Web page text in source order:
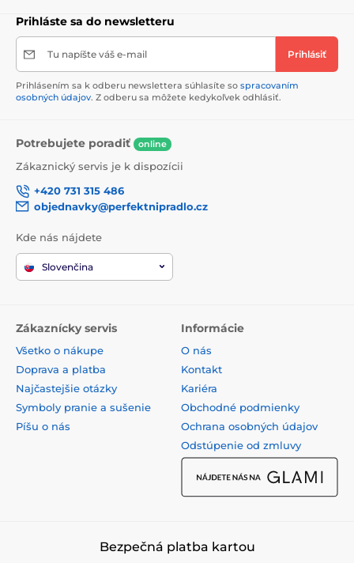
Prihláste sa do newsletteru
Tu napíšte váš e-mail Prihlásiť
Prihlásením sa k odberu newslettera súhlasíte so spracovaním
osobných údajov. Z odberu sa môžete kedykoľvek odhlásiť.
Potrebujete poradiť online
Zákaznický servis je k dispozícii
+420 731 315 486
objednavky@perfektnipradlo.cz
Kde nás nájdete
Slovenčina
Zákaznícky servis
Všetko o nákupe
Doprava a platba
Najčastejšie otázky
Symboly pranie a sušenie
Píšu o nás
Informácie
O nás
Kontakt
Kariéra
Obchodné podmienky
Ochrana osobných údajov
Odstúpenie od zmluvy
Bezpečná platba kartou